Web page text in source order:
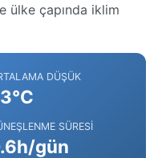
ülke çapında iklim
DÜŞÜK
SÜRESI
gün